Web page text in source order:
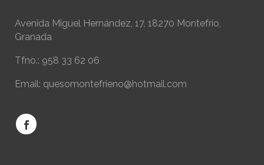
Avenida Miguel Hernández, 17, 18270 Montefrío,
Granada
Tfno.: 958 33 62 06
Email: quesomontefrieno@hotmail.com